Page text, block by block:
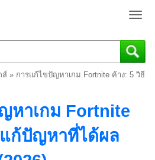
T
g
g
ส์ » การแก้ไขปัญหาเกม Fortnite ค้าง: 5 วิธี
หาเกม Fortnite
ก้ปัญหาที่ได้ผล